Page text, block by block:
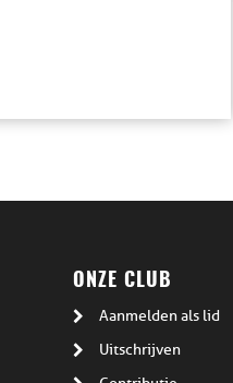
ONZE CLUB
Aanmelden als lid
Uitschrijven